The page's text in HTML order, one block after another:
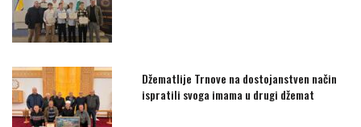
Džematlije Trnove na dostojanstven način
ispratili svoga imama u drugi džemat